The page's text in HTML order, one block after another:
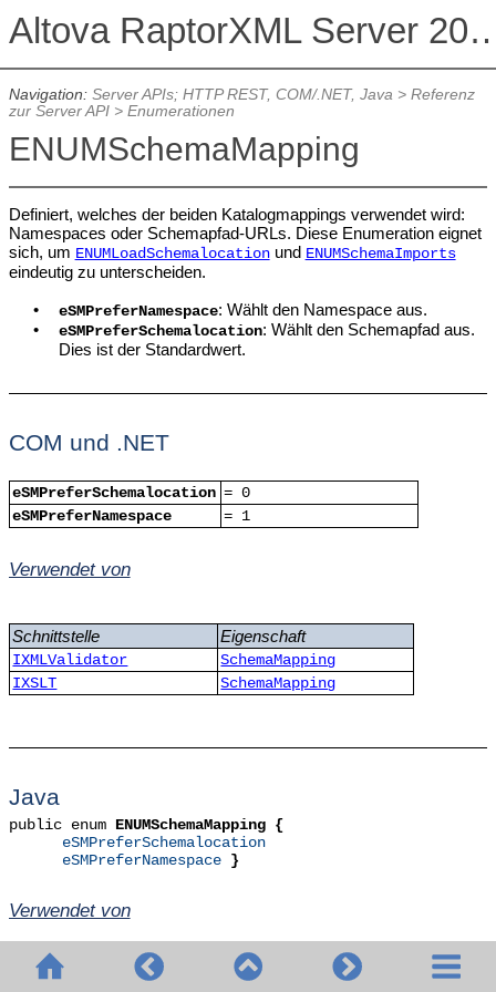
Altova
Navigation: Server APIs; HTTP REST, COM/.NET, Java> Referenz
zur Server API> Enumerationen
ENUMSchemaMapping
Definiert, welches der beiden Katalogmappings verwendet wird:
Namespaces oder Schemapfad-URLs. Diese Enumeration eignet
sich, um ENUMLoadSchemalocation und ENUMSchemaImports
eindeutig zu unterscheiden.
•
eSMPreferNamespace: Wählt den Namespace aus.
•
eSMPreferSchemalocation:Wählt den Schemapfad aus.
Dies ist der Standardwert.
COM und .NET
eSMPreferSchemalocation = 0
eSMPreferNamespace
= 1
Verwendet von
Schnittstelle Eigenschaft
IXMLValidator
SchemaMapping
IXSLT
SchemaMapping
Java
public enum ENUMSchemaMapping {
eSMPreferSchemalocation
eSMPreferNamespace }
Verwendet von
Klasse Methode
IXMLValidator setSchemaMapping